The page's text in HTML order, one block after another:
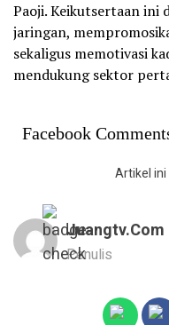
Paoji. Keikutsertaan ini
jaringan,
sekaligus memotivasi
mendukung sektor
Facebook
Artikel ini
Juangtv.com
Penulis